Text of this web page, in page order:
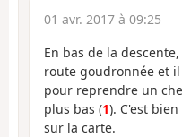
01 avr. 2017 à 09:25
En bas de la
route goudronnée et
pour reprendre un
plus bas (1). C'est
sur la carte.